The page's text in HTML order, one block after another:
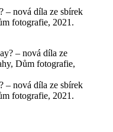
– nová díla ze sbírek
fotografie, 2021.
– nová díla ze sbírek
fotografie, 2021.